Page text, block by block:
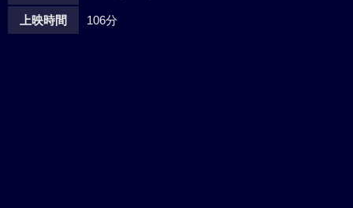
上映時間 106分